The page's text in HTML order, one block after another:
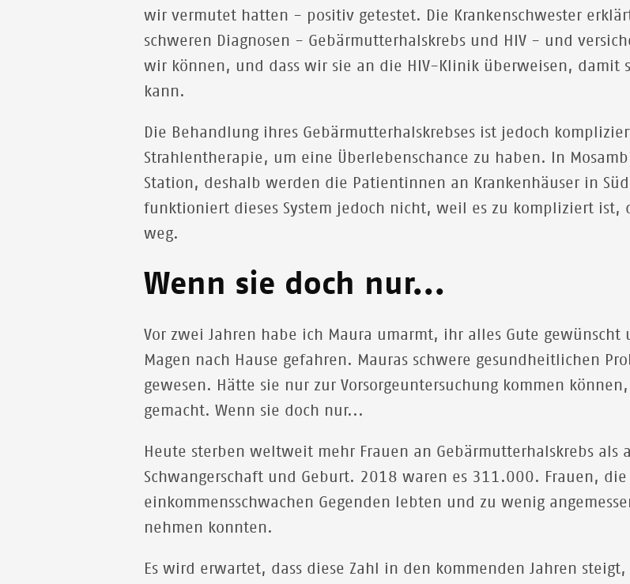
wir vermutet hatten - positiv getestet. Die Krankenschwester
schweren Diagnosen - Gebärmutterhalskrebs und HIV - und
wir können, und dass wir sie an die HIV-Klinik überweisen, damit
kann.
Die Behandlung ihres Gebärmutterhalskrebses ist jedoch
Strahlentherapie, um eine Überlebenschance zu haben. In
Station, deshalb werden die Patientinnen an Krankenhäuser in
funktioniert dieses System jedoch nicht, weil es zu kompliziert ist,
weg.
Wenn sie doch nur...
Vor zwei Jahren habe ich Maura umarmt, ihr alles Gute
Magen nach Hause gefahren. Mauras schwere gesundheitlichen
gewesen. Hätte sie nur zur Vorsorgeuntersuchung kommen
gemacht. Wenn sie doch nur...
Heute sterben weltweit mehr Frauen an Gebärmutterhalskrebs als
Schwangerschaft und Geburt. 2018 waren es 311.000. Frauen,
einkommensschwachen Gegenden lebten und zu wenig
nehmen konnten.
Es wird erwartet, dass diese Zahl in den kommenden Jahren